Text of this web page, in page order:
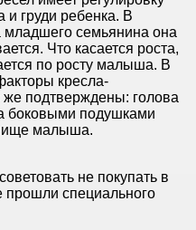
и груди ребенка. В
младшего семьянина она
Что касается роста,
по росту малыша. В
кресла-
подтверждены: голова
боковыми подушками
малыша.
не покупать в
прошли специального